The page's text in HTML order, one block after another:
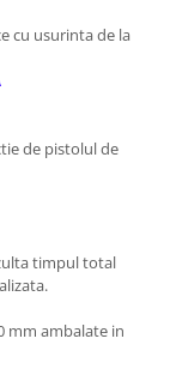
cu usurinta de la
de pistolul de
timpul total
mm ambalate in